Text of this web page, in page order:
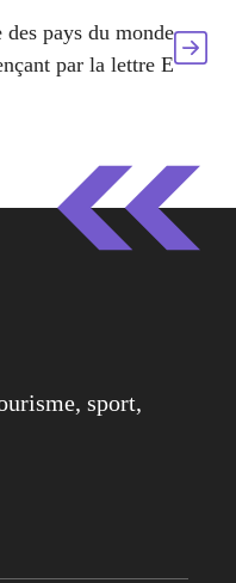
pays du monde
par la lettre E
sport,